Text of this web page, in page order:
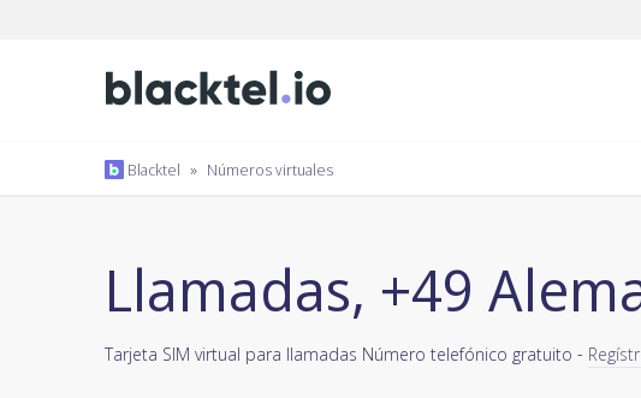
Blacktel » Números virtuales
Llamadas, +49
Tarjeta SIM virtual para llamadas Número telefónico gratuito -